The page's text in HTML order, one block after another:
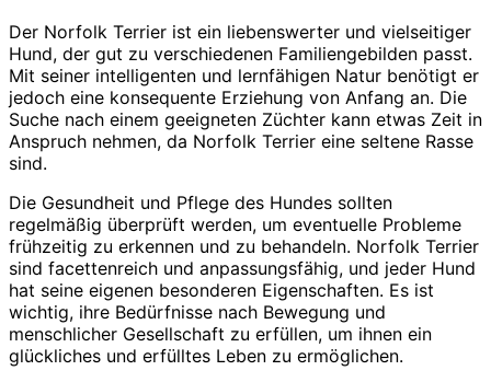
Der Norfolk Terrier ist ein liebenswerter und vielseitiger
Hund, der gut zu verschiedenen Familiengebilden passt.
Mit seiner intelligenten und lernfähigen Natur benötigt er
jedoch eine konsequente Erziehung von Anfang an. Die
Suche nach einem geeigneten Züchter kann etwas Zeit in
Anspruch nehmen, da Norfolk Terrier eine seltene Rasse
sind.
Die Gesundheit und Pflege des Hundes sollten
regelmäßig überprüft werden, um eventuelle Probleme
frühzeitig zu erkennen und zu behandeln. Norfolk Terrier
sind facettenreich und anpassungsfähig, und jeder Hund
hat seine eigenen besonderen Eigenschaften. Es ist
wichtig, ihre Bedürfnisse nach Bewegung und
menschlicher Gesellschaft zu erfüllen, um ihnen ein
glückliches und erfülltes Leben zu ermöglichen.